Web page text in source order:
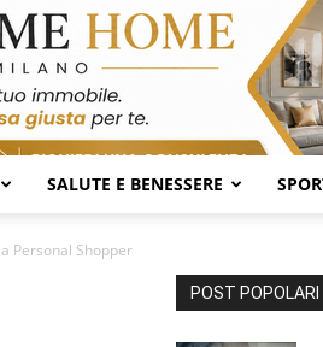
SALUTE E BENESSERE
Personal Shopper
POST POPOLARI